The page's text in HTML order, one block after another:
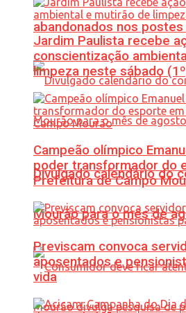
abandonados nos
Divulgado calendário do
Mourão para o mês de
Jardim Paulista recebe
conscientização
limpeza neste sábado
Campeão olímpico
poder transformador do
Prefeitura de Campo
Previscam convoca
aposentados e
vida